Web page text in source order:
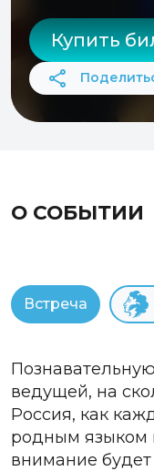
Купить
О СОБЫТИИ
Встреча
ведущей, на
Россия, как
родным языком
внимание